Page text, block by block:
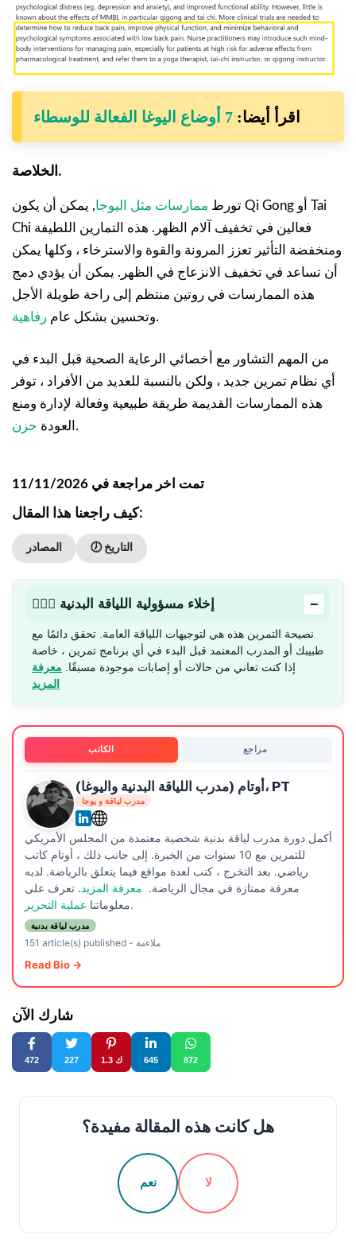
اقرأ أيضا: 7 أوضاع اليوغا الفعالة للوسطاء
الخلاصة.
تورط ممارسات مثل اليوجا, يمكن أن يكون Qi Gong أو Tai
Chi فعالين في تخفيف آلام الظهر. هذه التمارين اللطيفة
ومنخفضة التأثير تعزز المرونة والقوة والاسترخاء ، وكلها يمكن
أن تساعد في تخفيف الانزعاج في الظهر. يمكن أن يؤدي دمج
هذه الممارسات في روتين منتظم إلى راحة طويلة الأجل
وتحسين بشكل عام رفاهية .
من المهم التشاور مع أخصائي الرعاية الصحية قبل البدء في
أي نظام تمرين جديد ، ولكن بالنسبة للعديد من الأفراد ، توفر
هذه الممارسات القديمة طريقة طبيعية وفعالة لإدارة ومنع
العودة حزن .
تمت اخر مراجعة في 11/11/2026
كيف راجعنا هذا المقال:
المصادر 🕖 التاريخ
🏋🏻‍♂️ إخلاء مسؤولية اللياقة البدنية −
نصيحة التمرين هذه هي لتوجيهات اللياقة العامة. تحقق دائمًا مع
طبيبك أو المدرب المعتمد قبل البدء في أي برنامج تمرين ، خاصة
إذا كنت تعاني من حالات أو إصابات موجودة مسبقًا. معرفة
المزيد
الكاتب مراجع
أوتام (مدرب اللياقة البدنية واليوغا)، PT
مدرب لياقة و يوجا
أكمل دورة مدرب لياقة بدنية شخصية معتمدة من المجلس الأمريكي
للتمرين مع 10 سنوات من الخبرة. إلى جانب ذلك ، أوتام كاتب
رياضي. بعد التخرج ، كتب لعدة مواقع فيما يتعلق بالرياضة. لديه
معرفة ممتازة في مجال الرياضة. معرفة المزيد. تعرف على
معلوماتناعملية التحرير.
مدرب لياقة بدنية
151 article(s) published- ملاءمة
Read Bio →
شارك الآن
472 227 1.3 ك 645 872
هل كانت هذه المقالة مفيدة؟
نعم لا